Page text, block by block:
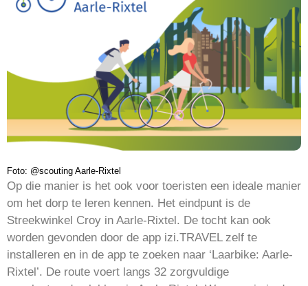
Foto: @scouting Aarle-Rixtel
Op die manier is het ook voor toeristen een ideale manier
om het dorp te leren kennen. Het eindpunt is de
Streekwinkel Croy in Aarle-Rixtel. De tocht kan ook
worden gevonden door de app izi.TRAVEL zelf te
installeren en in de app te zoeken naar ‘Laarbike: Aarle-
Rixtel’. De route voert langs 32 zorgvuldige